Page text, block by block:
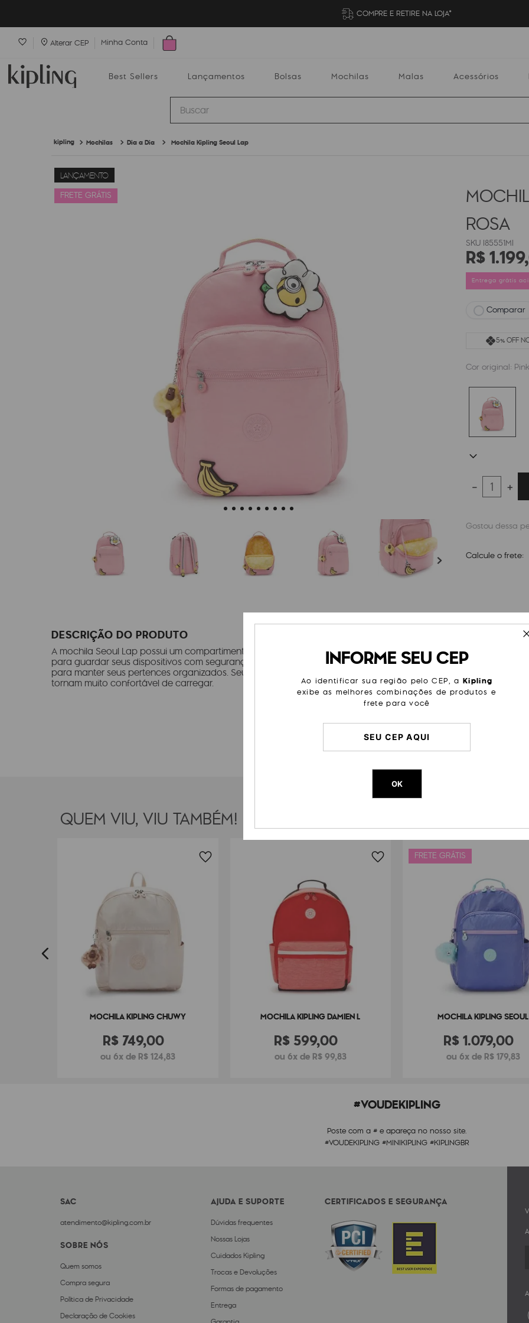
COMPRE E RETIRE NA LOJA*
Alterar CEP Minha Conta
Best Sellers Lançamentos Bolsas Mochilas Malas Acessórios
Buscar
Mochilas Dia a Dia Mochila Kipling Seoul Lap
LANÇAMENTO
FRETE GRÁTIS
ROSA
I85551MI
R$1.199,
Entrega grátis
Comparar
5% OFF
Cor original:
＋
－
Calcule o frete:
DESCRIÇÃO DO PRODUTO
A mochila Seoul Lap possui um compartimento para laptop de 15 polegadas
para guardar seus dispositivos com segurança, além de diversos bolsos práticos
para manter seus pertences organizados. Seu design leve e alças ajustáveis ??a
tornam muito confortável de carregar.
Tamanho
Cor
Sub Categoria
Cor Original
QUEM VIU, VIU TAMBÉM!
MOCHILA KIPLING CHUWY
R$ 749,00
ou 6x de R$ 124,83
MOCHILA KIPLING DAMIEN L
R$ 599,00
ou 6x de R$ 99,83
FRETE GRÁTIS
MOCHILA KIPLING SEOUL
R$ 1.079,00
ou 6x de R$ 179,83
#VOUDEKIPLING
Poste com a # e apareça no nosso site.
#VOUDEKIPLING #MINIKIPLING #KIPLINGBR
SAC
atendimento@kipling.com.br
SOBRE NÓS
Quem somos
Compra segura
Política de Privacidade
Declaração de Cookies
AJUDA E SUPORTE
Dúvidas frequentes
Nossas Lojas
Cuidados Kipling
Trocas e Devoluções
Formas de pagamento
Entrega
CERTIFICADOS E SEGURANÇA
INFORME SEU CEP
Ao identificar sua região pelo CEP, a Kipling
exibe as melhores combinações de produtos e
frete para você
OK